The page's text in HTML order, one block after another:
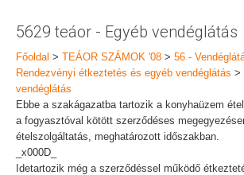
TEÁOR SZÁMOK '08
ENGEDÉLYKÖTELES
KAPCSOLAT
IRODÁK
5629 teáor - Egyéb vendéglátás
Főoldal > TEÁOR SZÁMOK '08 > 56 -
Rendezvényi étkeztetés és egyéb vendéglátás >
vendéglátás
Ebbe a szakágazatba tartozik a konyhaüzem
a fogyasztóval kötött szerződéses
ételszolgáltatás, meghatározott időszakban.
_x000D_
Idetartozik még a szerződéssel működő